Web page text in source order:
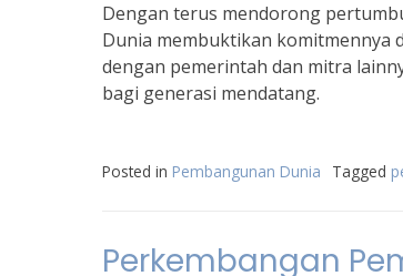
Dengan terus mendorong
Dunia membuktikan komitmennya
dengan pemerintah dan mitra
bagi generasi mendatang.
Posted in Pembangunan Dunia Tagged
Perkembangan